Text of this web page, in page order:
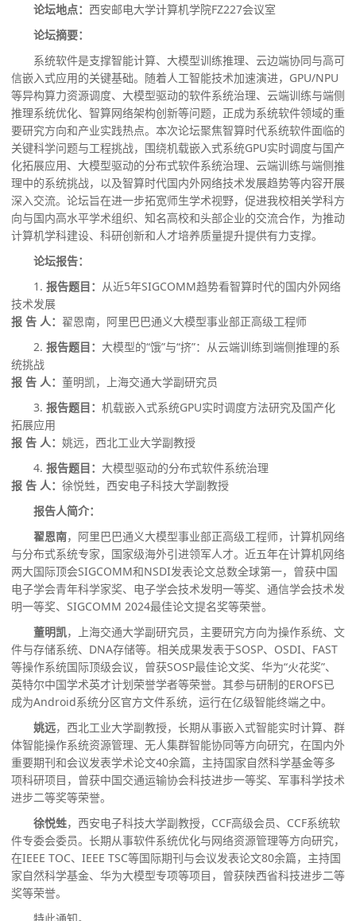
论坛地点： 西安邮电大学计算机学院FZ227会议室
论坛摘要：
系统软件是支撑智能计算、大模型训练推理、云边端协同与高可
信嵌入式应用的关键基础。随着人工智能技术加速演进， GPU/NPU
等异构算力资源调度、大模型驱动的软件系统治理、云端训练与端侧
推理系统优化、智算网络架构创新等问题，正成为系统软件领域的重
要研究方向和产业实践热点。本次论坛聚焦智算时代系统软件面临的
关键科学问题与工程挑战，围绕机载嵌入式系统GPU实时调度与国产
化拓展应用、大模型驱动的分布式软件系统治理、云端训练与端侧推
理中的系统挑战，以及智算时代国内外网络技术发展趋势等内容开展
深入交流。论坛旨在进一步拓宽师生学术视野，促进我校相关学科方
向与国内高水平学术组织、知名高校和头部企业的交流合作，为推动
计算机学科建设、科研创新和人才培养质量提升提供有力支撑。
论坛报告：
1. 报告题目： 从近5年SIGCOMM趋势看智算时代的国内外网络
技术发展
报 告 人： 翟恩南，阿里巴巴通义大模型事业部正高级工程师
2. 报告题目： 大模型的“饿”与“挤”：从云端训练到端侧推理的系
统挑战
报 告 人： 董明凯，上海交通大学副研究员
3. 报告题目： 机载嵌入式系统GPU实时调度方法研究及国产化
拓展应用
报 告 人： 姚远，西北工业大学副教授
4. 报告题目： 大模型驱动的分布式软件系统治理
报 告 人： 徐悦甡，西安电子科技大学副教授
报告人简介：
翟恩南，阿里巴巴通义大模型事业部正高级工程师，计算机网络
与分布式系统专家，国家级海外引进领军人才。近五年在计算机网络
两大国际顶会SIGCOMM和NSDI发表论文总数全球第一，曾获中国
电子学会青年科学家奖、电子学会技术发明一等奖、通信学会技术发
明一等奖、 SIGCOMM 2024最佳论文提名奖等荣誉。
董明凯，上海交通大学副研究员，主要研究方向为操作系统、文
件与存储系统、 DNA存储等。相关成果发表于SOSP、 OSDI、 FAST
等操作系统国际顶级会议，曾获SOSP最佳论文奖、华为“火花奖”、
英特尔中国学术英才计划荣誉学者等荣誉。其参与研制的EROFS已
成为Android系统分区官方文件系统，运行在亿级智能终端之中。
姚远，西北工业大学副教授，长期从事嵌入式智能实时计算、群
体智能操作系统资源管理、无人集群智能协同等方向研究，在国内外
重要期刊和会议发表学术论文40余篇，主持国家自然科学基金等多
项科研项目，曾获中国交通运输协会科技进步一等奖、军事科学技术
进步二等奖等荣誉。
徐悦甡，西安电子科技大学副教授， CCF高级会员、 CCF系统软
件专委会委员。长期从事软件系统优化与网络资源管理等方向研究，
在IEEE TOC、 IEEE TSC等国际期刊与会议发表论文80余篇，主持国
家自然科学基金、华为大模型专项等项目，曾获陕西省科技进步二等
奖等荣誉。
特此通知。